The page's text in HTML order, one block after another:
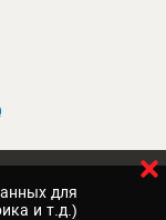
для
и т.д.)